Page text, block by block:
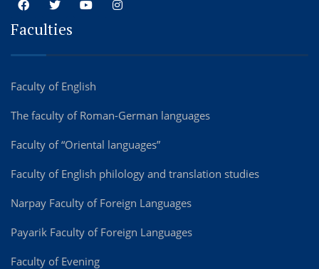
Faculties
Faculty of English
The faculty of Roman-German languages
Faculty of “Oriental languages”
Faculty of English philology and translation studies
Narpay Faculty of Foreign Languages
Payarik Faculty of Foreign Languages
Faculty of Evening